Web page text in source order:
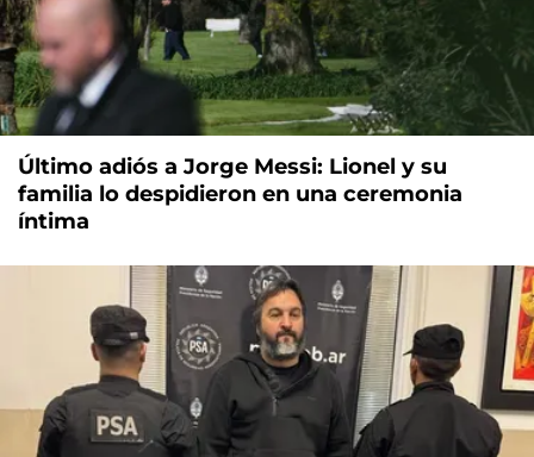
Último adiós a Jorge Messi: Lionel y su
familia lo despidieron en una ceremonia
íntima